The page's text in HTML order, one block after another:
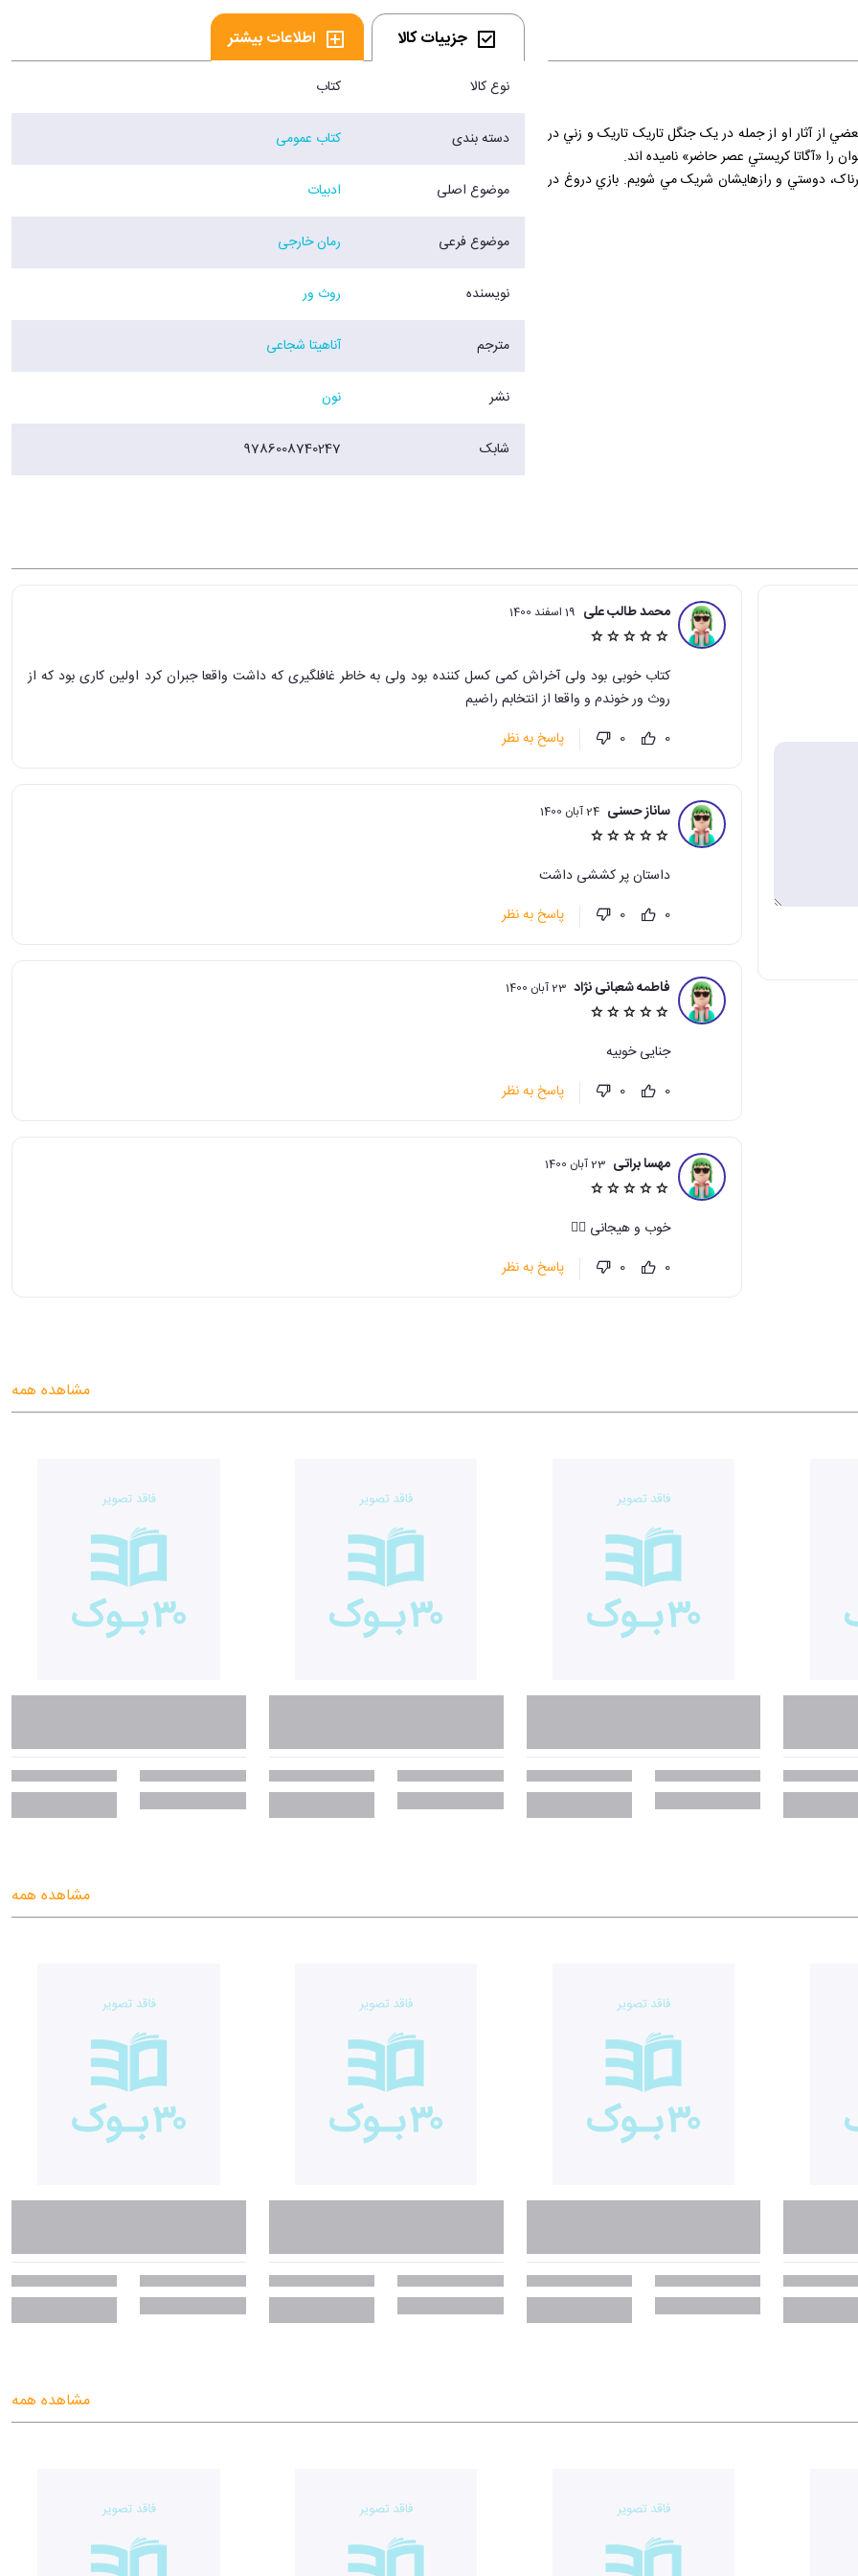
از آثار او از جمله در يک جنگل تاريک تاريک و زني در
دوستي و رازهايشان شريک مي شويم. بازي دروغ در
جزییات کالا اطلاعات بیشتر
نوع کالا کتاب
دسته بندی کتاب عمومی
موضوع اصلی ادبیات
موضوع فرعی رمان خارجی
نویسنده روث ور
مترجم آناهیتا شجاعی
نشر نون
شابک 9786008740247
محمد طالب علی 19 اسفند 1400
کتاب خوبی بود ولی آخراش کمی کسل کننده بود ولی به خاطر غافلگیری که داشت واقعا جبران کرد اولین کاری بود که از
روث ور خوندم و واقعا از انتخابم راضیم
0
0 پاسخ به نظر
ساناز حسنی 24 آبان 1400
داستان پر کششی داشت
0
0 پاسخ به نظر
فاطمه شعبانی نژاد 23 آبان 1400
جنایی خوبیه
0
0 پاسخ به نظر
مهسا براتی 23 آبان 1400
خوب و هیجانی 👌🏻
0
0 پاسخ به نظر
مشاهده همه
مشاهده همه
مشاهده همه